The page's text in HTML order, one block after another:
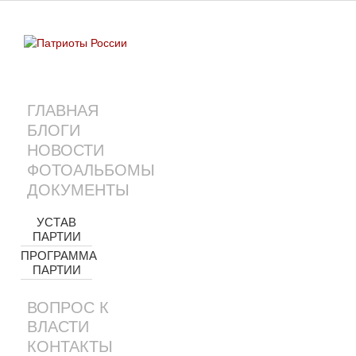
ГЛАВНАЯ
БЛОГИ
НОВОСТИ
ФОТОАЛЬБОМЫ
ДОКУМЕНТЫ
УСТАВ
ПАРТИИ
ПРОГРАММА
ПАРТИИ
ВОПРОС К
ВЛАСТИ
КОНТАКТЫ